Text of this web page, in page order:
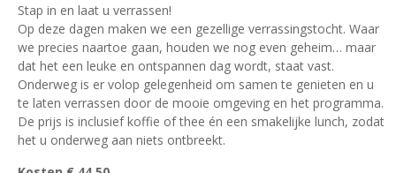
Stap in en laat u verrassen!
Op deze dagen maken we een gezellige verrassingstocht. Waar
we precies naartoe gaan, houden we nog even geheim… maar
dat het een leuke en ontspannen dag wordt, staat vast.
Onderweg is er volop gelegenheid om samen te genieten en u
te laten verrassen door de mooie omgeving en het programma.
De prijs is inclusief koffie of thee én een smakelijke lunch, zodat
het u onderweg aan niets ontbreekt.